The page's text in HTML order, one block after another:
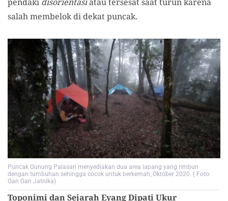
salah membelok di dekat puncak.
Puncak Gunung Palasari menyediakan dua area lapang yang rimbun
dengan tumbuhan sehingga cocok untuk berkemah, Oktober 2020. ( Foto:
Gan Gan Jatnika)
Toponimi dan Sejarah Eyang Dipati Ukur